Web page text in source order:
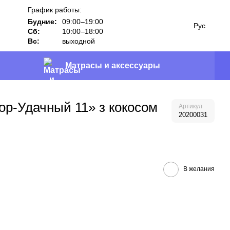
График работы:
Будние:
09:00–19:00
Сб:
10:00–18:00
Вс:
выходной
Рус
Матрасы и аксессуары
Удачный 11» з кокосом
Артикул
20200031
В желания